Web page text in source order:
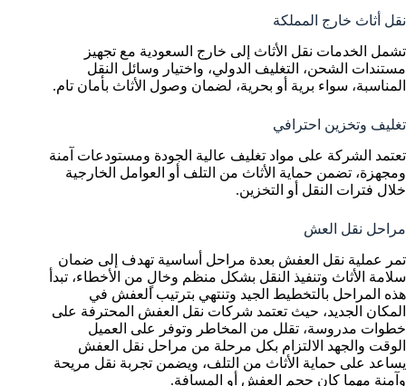
نقل أثاث خارج المملكة
تشمل الخدمات نقل الأثاث إلى خارج السعودية مع تجهيز
مستندات الشحن، التغليف الدولي، واختيار وسائل النقل
المناسبة، سواء برية أو بحرية، لضمان وصول الأثاث بأمان تام.
تغليف وتخزين احترافي
تعتمد الشركة على مواد تغليف عالية الجودة ومستودعات آمنة
ومجهزة، تضمن حماية الأثاث من التلف أو العوامل الخارجية
خلال فترات النقل أو التخزين.
مراحل نقل العش
تمر عملية نقل العفش بعدة مراحل أساسية تهدف إلى ضمان
سلامة الأثاث وتنفيذ النقل بشكل منظم وخالٍ من الأخطاء، تبدأ
هذه المراحل بالتخطيط الجيد وتنتهي بترتيب العفش في
المكان الجديد، حيث تعتمد شركات نقل العفش المحترفة على
خطوات مدروسة، تقلل من المخاطر وتوفر على العميل
الوقت والجهد الالتزام بكل مرحلة من مراحل نقل العفش
يساعد على حماية الأثاث من التلف، ويضمن تجربة نقل مريحة
وآمنة مهما كان حجم العفش أو المسافة.